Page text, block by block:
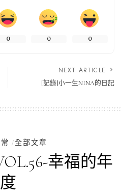
0 0 0
NEXT ARTICLE
[記錄]小一生NINA的日記
全部文章
幸福的年
度